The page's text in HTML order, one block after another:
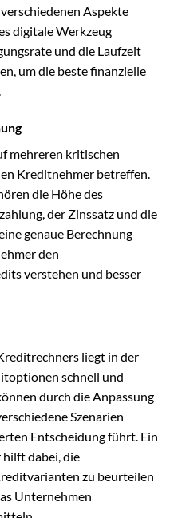
Aspekte
digitale Werkzeug
und die Laufzeit
um die beste finanzielle
mehreren kritischen
Kreditnehmer betreffen.
die Höhe des
der Zinssatz und die
genaue Berechnung
den
verstehen und besser
liegt in der
schnell und
durch die Anpassung
Szenarien
Entscheidung führt. Ein
dabei, die
zu beurteilen
Unternehmen